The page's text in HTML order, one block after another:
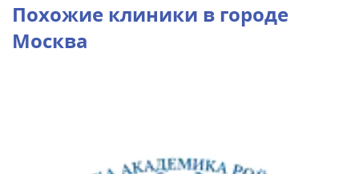
Похожие клиники в городе
Москва